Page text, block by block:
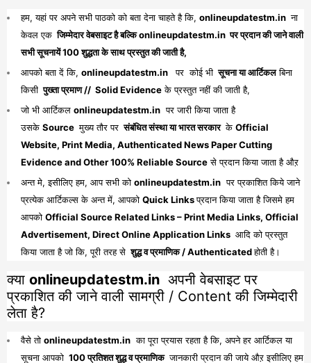
हम, यहां पर अपने सभी पाठको को बता देना चाहते है कि, onlineupdatestm.in ना
केवल एक जिम्मेदार वेबसाइट है बल्कि onlineupdatestm.in पर प्रदान की जाने वाली
सभी सूचनायें 100 शुद्धता के साथ प्रस्तुत की जाती है,
आपको बता दें कि, onlineupdatestm.in पर कोई भी सूचना या आर्टिकलबिना
किसी पुख्ता प्रमाण // Solid Evidenceके प्रस्तुत नहीं की जाती है,
जो भी आर्टिकल onlineupdatestm.in पर जारी किया जाता है
उसके Source मुख्य तौर पर संबंधित संस्था या भारत सरकार के Official
Website, Print Media, Authenticated News Paper Cutting
Evidence and Other 100% Reliable Sourceसे प्रदान किया जाता है औऱ
अन्त मे, इसीलिए हम, आप सभी को onlineupdatestm.in पर प्रकाशित किये जाने
प्रत्येक आर्टिकल्स के अन्त में, आपको Quick Linksप्रदान किया जाता है जिसमे हम
आपको Official Source Related Links – Print Media Links, Official
Advertisement, Direct Online Application Links आदि को प्रस्तुत
किया जाता है जो कि, पूरी तरह से शुद्ध व प्रमाणिक / Authenticatedहोती है।
क्या onlineupdatestm.in अपनी वेबसाइट पर
प्रकाशित की जाने वाली सामग्री / Content की जिम्मेदारी
लेता है?
वैसे तो onlineupdatestm.in का पूरा प्रयास रहता है कि, अपने हर आर्टिकल या
सूचना आपको 100 प्रतिशत शुद्ध व प्रमाणिक जानकारी प्रदान की जाये औऱ इसीलिए हम